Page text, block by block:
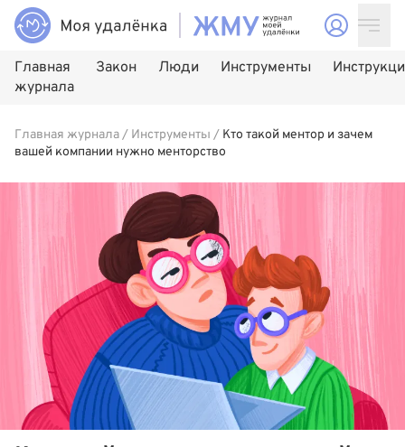
Главная
журнала
Закон Люди Инструменты
Главная журнала/ Инструменты / Кто такой ментор и зачем
вашей компании нужно менторство